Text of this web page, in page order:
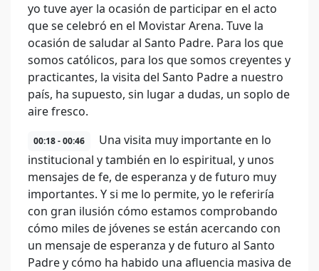
yo tuve ayer la ocasión de participar en el acto
que se celebró en el Movistar Arena. Tuve la
ocasión de saludar al Santo Padre. Para los que
somos católicos, para los que somos creyentes y
practicantes, la visita del Santo Padre a nuestro
país, ha supuesto, sin lugar a dudas, un soplo de
aire fresco.
00:18 - 00:46
Una visita muy importante en lo
institucional y también en lo espiritual, y unos
mensajes de fe, de esperanza y de futuro muy
importantes. Y si me lo permite, yo le referiría
con gran ilusión cómo estamos comprobando
cómo miles de jóvenes se están acercando con
un mensaje de esperanza y de futuro al Santo
Padre y cómo ha habido una afluencia masiva de